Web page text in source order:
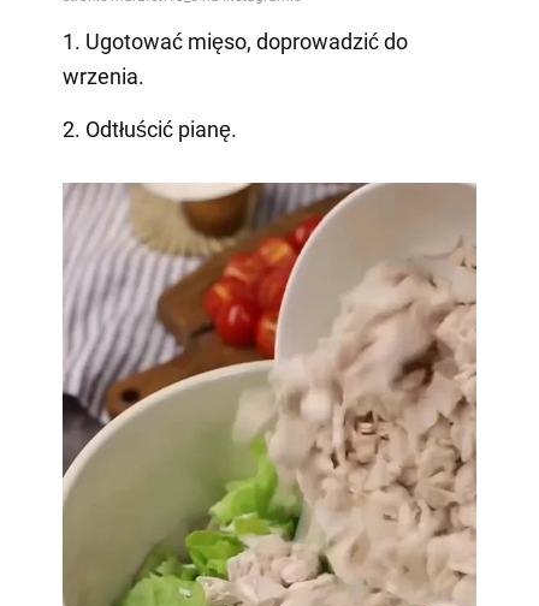
1. Ugotować mięso, doprowadzić do
wrzenia.
2. Odtłuścić pianę.